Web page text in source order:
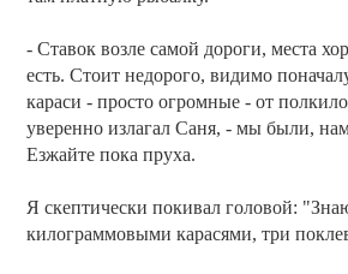
- Ставок возле самой дороги, места
есть. Стоит недорого, видимо
караси - просто огромные - от
уверенно излагал Саня, - мы были,
Езжайте пока пруха.
Я скептически покивал головой:
килограммовыми карасями, три